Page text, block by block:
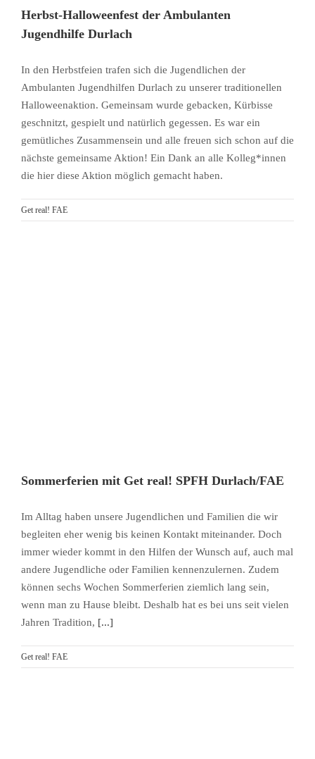
Herbst-Halloweenfest der Ambulanten
Jugendhilfe Durlach
In den Herbstfeien trafen sich die Jugendlichen der
Ambulanten Jugendhilfen Durlach zu unserer traditionellen
Halloweenaktion. Gemeinsam wurde gebacken, Kürbisse
geschnitzt, gespielt und natürlich gegessen. Es war ein
gemütliches Zusammensein und alle freuen sich schon auf die
nächste gemeinsame Aktion! Ein Dank an alle Kolleg*innen
die hier diese Aktion möglich gemacht haben.
Get real! FAE
Sommerferien mit Get real! SPFH Durlach/FAE
Im Alltag haben unsere Jugendlichen und Familien die wir
begleiten eher wenig bis keinen Kontakt miteinander. Doch
immer wieder kommt in den Hilfen der Wunsch auf, auch mal
andere Jugendliche oder Familien kennenzulernen. Zudem
können sechs Wochen Sommerferien ziemlich lang sein,
wenn man zu Hause bleibt. Deshalb hat es bei uns seit vielen
Jahren Tradition, [...]
Get real! FAE